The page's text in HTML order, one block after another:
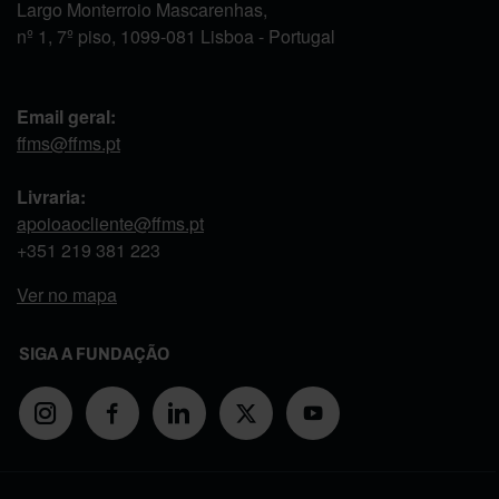
Largo Monterroio Mascarenhas,
nº 1, 7º piso, 1099-081 Lisboa - Portugal
Email geral:
ffms@ffms.pt
Livraria:
apoioaocliente@ffms.pt
+351 219 381 223
Ver no mapa
SIGA A FUNDAÇÃO